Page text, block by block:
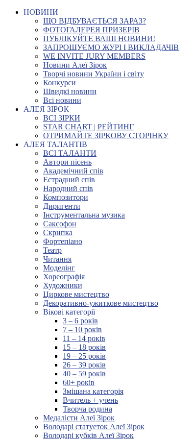
НОВИНИ
ЩО ВІДБУВАЄТЬСЯ ЗАРАЗ?
ФОТОГАЛЕРЕЯ ПРИЗЕРІВ
ПУБЛІКУЙТЕ ВАШІ НОВИНИ!
ЗАПРОШУЄМО ЖУРІ І ВИКЛАДАЧІВ
WE INVITE JURY MEMBERS
Новини Алеї Зірок
Творчі новини України і світу
Конкурси
Швидкі новини
Всі новини
АЛЕЯ ЗІРОК
ВСІ ЗІРКИ
STAR CHART | РЕЙТИНГ
ОТРИМАЙТЕ ЗІРКОВУ СТОРІНКУ
АЛЕЯ ТАЛАНТІВ
ВСІ ТАЛАНТИ
Автори пісень
Академічний спів
Естрадний спів
Народний спів
Композитори
Диригенти
Інструментальна музика
Саксофон
Скрипка
Фортепіано
Театр
Читання
Моделінг
Хореографія
Художники
Циркове мистецтво
Декоративно-ужиткове мистецтво
Вікові категорії
3 – 6 років
7 – 10 років
11 – 14 років
15 – 18 років
19 – 25 років
26 – 39 років
40 – 59 років
60+ років
Змішана категорія
Вчитель + учень
Творча родина
Медалісти Алеї Зірок
Володарі статуеток Алеї Зірок
Володарі кубків Алеї Зірок